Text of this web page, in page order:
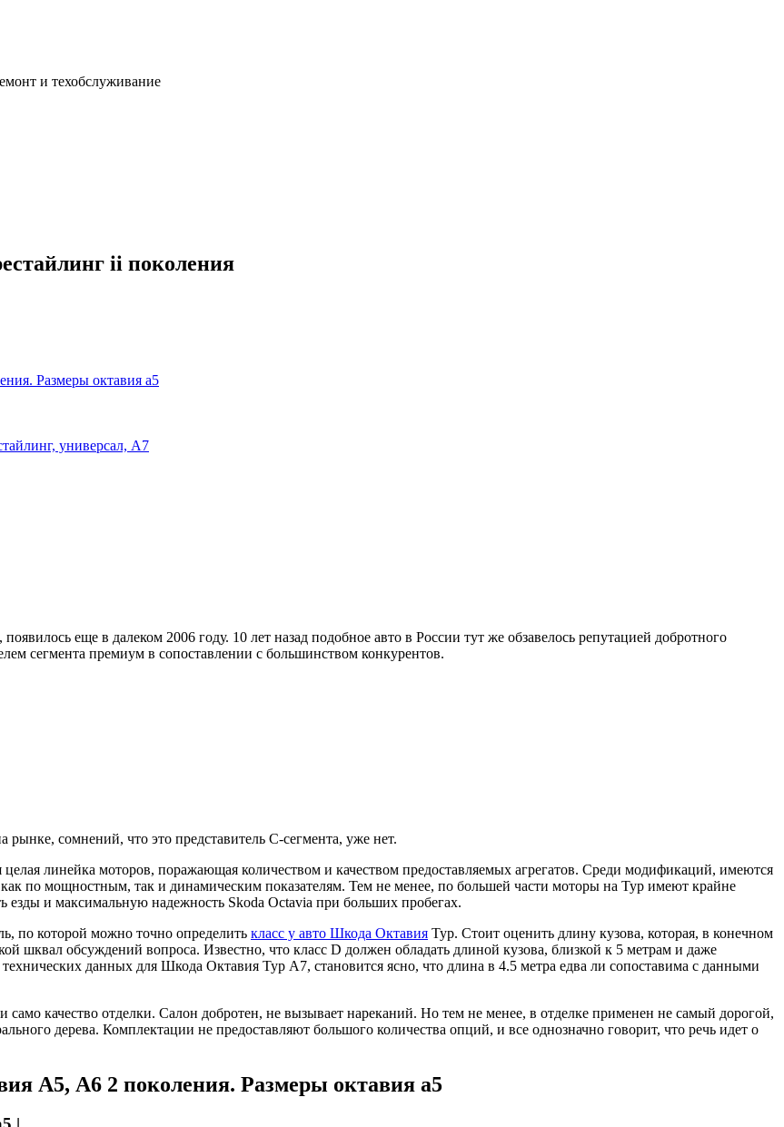
и техобслуживание
ii поколения
Размеры октавия а5
универсал, A7
еще в далеком 2006 году. 10 лет назад подобное авто в России тут же обзавелось репутацией добротного
сегмента премиум в сопоставлении с большинством конкурентов.
сомнений, что это представитель С-сегмента, уже нет.
линейка моторов, поражающая количеством и качеством предоставляемых агрегатов. Среди модификаций, имеются
по мощностным, так и динамическим показателям. Тем не менее, по большей части моторы на Тур имеют крайне
и максимальную надежность Skoda Octavia при больших пробегах.
по которой можно точно определить класс у авто Шкода Октавия Тур. Стоит оценить длину кузова, которая, в конечном
шквал обсуждений вопроса. Известно, что класс D должен обладать длиной кузова, близкой к 5 метрам и даже
данных для Шкода Октавия Тур А7, становится ясно, что длина в 4.5 метра едва ли сопоставима с данными
качество отделки. Салон добротен, не вызывает нареканий. Но тем не менее, в отделке применен не самый дорогой,
дерева. Комплектации не предоставляют большого количества опций, и все однозначно говорит, что речь идет о
А5, А6 2 поколения. Размеры октавия а5